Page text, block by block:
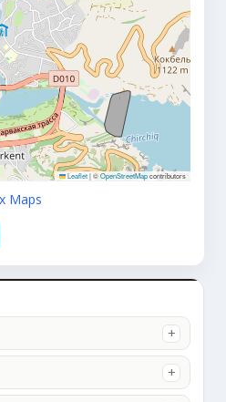
Leaflet|©OpenStreetMapcontributors
Maps